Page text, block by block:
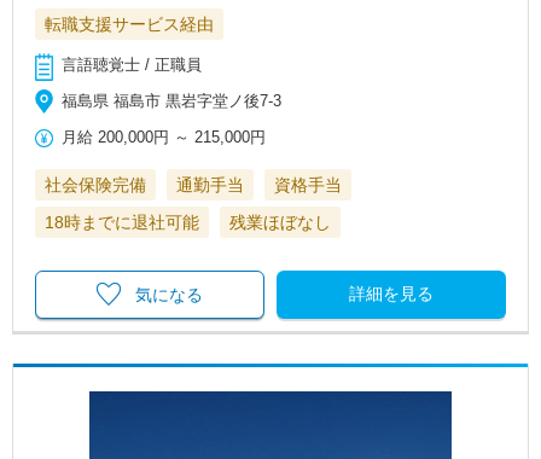
転職支援サービス経由
言語聴覚士 / 正職員
福島県 福島市 黒岩字堂ノ後7-3
月給 200,000円 ～215,000円
社会保険完備 通勤手当
資格手当
18時までに退社可能
残業ほぼなし
詳細を見る
気になる